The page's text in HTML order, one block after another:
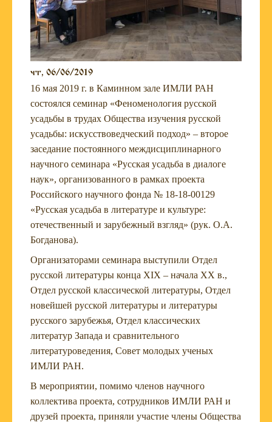
чт, 06/06/2019
16 мая 2019 г. в Каминном зале ИМЛИ РАН
состоялся семинар «Феноменология русской
усадьбы в трудах Общества изучения русской
усадьбы: искусствоведческий подход» – второе
заседание постоянного междисциплинарного
научного семинара «Русская усадьба в диалоге
наук», организованного в рамках проекта
Российского научного фонда № 18-18-00129
«Русская усадьба в литературе и культуре:
отечественный и зарубежный взгляд» (рук. О.А.
Богданова).
Организаторами семинара выступили Отдел
русской литературы конца XIX – начала ХХ в.,
Отдел русской классической литературы, Отдел
новейшей русской литературы и литературы
русского зарубежья, Отдел классических
литератур Запада и сравнительного
литературоведения, Совет молодых ученых
ИМЛИ РАН.
В мероприятии, помимо членов научного
коллектива проекта, сотрудников ИМЛИ РАН и
друзей проекта, приняли участие члены Общества